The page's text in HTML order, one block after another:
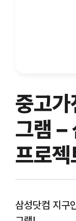
중고
그램 –
프로
삼성닷컴 지구